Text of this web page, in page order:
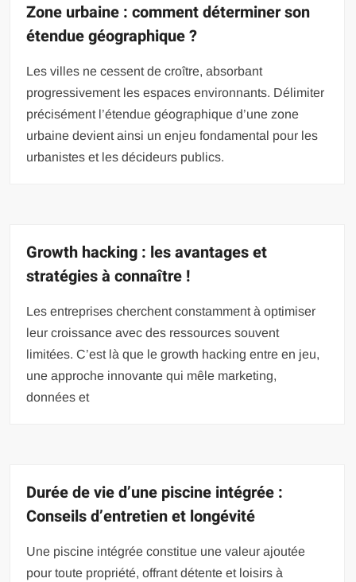
Zone urbaine : comment déterminer son
étendue géographique ?
Les villes ne cessent de croître, absorbant
progressivement les espaces environnants. Délimiter
précisément l’étendue géographique d’une zone
urbaine devient ainsi un enjeu fondamental pour les
urbanistes et les décideurs publics.
Growth hacking : les avantages et
stratégies à connaître !
Les entreprises cherchent constamment à optimiser
leur croissance avec des ressources souvent
limitées. C’est là que le growth hacking entre en jeu,
une approche innovante qui mêle marketing,
données et
Durée de vie d’une piscine intégrée :
Conseils d’entretien et longévité
Une piscine intégrée constitue une valeur ajoutée
pour toute propriété, offrant détente et loisirs à